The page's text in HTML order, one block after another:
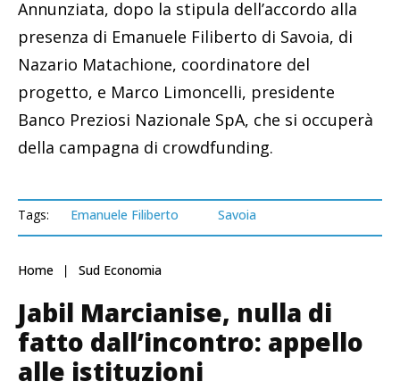
Annunziata, dopo la stipula dell’accordo alla
presenza di Emanuele Filiberto di Savoia, di
Nazario Matachione, coordinatore del
progetto, e Marco Limoncelli, presidente
Banco Preziosi Nazionale SpA, che si occuperà
della campagna di crowdfunding.
Tags: Emanuele Filiberto Savoia
Home Sud Economia
Jabil Marcianise, nulla di
fatto dall’incontro: appello
alle istituzioni